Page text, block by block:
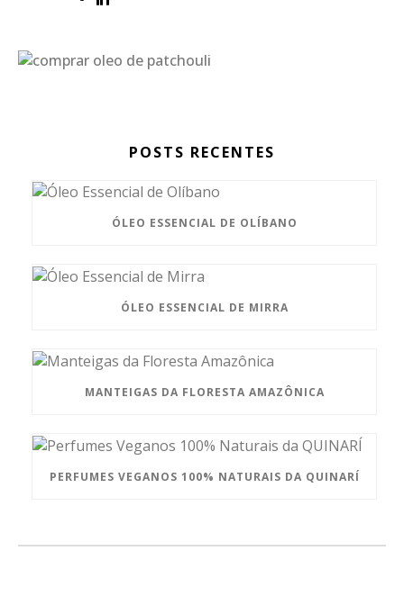
POSTS RECENTES
ÓLEO ESSENCIAL DE OLÍBANO
ÓLEO ESSENCIAL DE MIRRA
MANTEIGAS DA FLORESTA AMAZÔNICA
PERFUMES VEGANOS 100% NATURAIS DA QUINARÍ